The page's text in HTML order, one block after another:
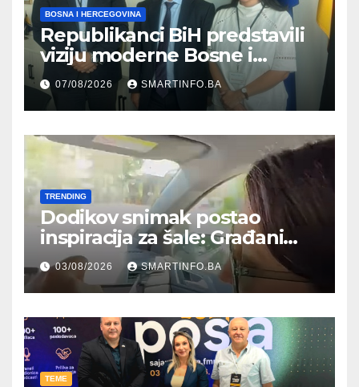
BOSNA I HERCEGOVINA
Republikanci BiH predstavili
viziju moderne Bosne i
Hercegovine ambasadoru
Njemačke
07/08/2026 SMARTINFO.BA
TRENDING
Dodikov snimak postao
inspiracija za šale: Građani
kroz parodiju poslali poruku
03/08/2026 SMARTINFO.BA
TEME